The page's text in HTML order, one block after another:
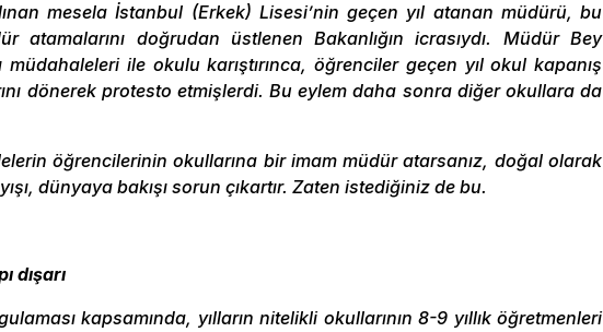
mesela İstanbul (Erkek) Lisesi’nin geçen yıl atanan müdürü, bu
atamalarını doğrudan üstlenen Bakanlığın icrasıydı. Müdür Bey
müdahaleleri ile okulu karıştırınca, öğrenciler geçen yıl okul kapanış
dönerek protesto etmişlerdi. Bu eylem daha sonra diğer okullara da
öğrencilerinin okullarına bir imam müdür atarsanız, doğal olarak
dünyaya bakışı sorun çıkartır. Zaten istediğiniz de bu.
dışarı
kapsamında, yılların nitelikli okullarının 8-9 yıllık öğretmenleri